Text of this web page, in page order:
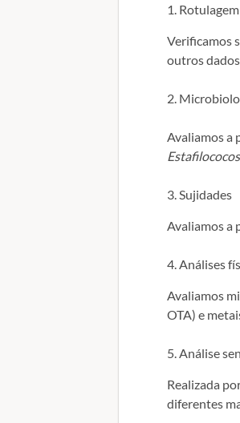
1. Rotulagem
Verificamos
outros
2.
Avaliamos a
3. Sujidades
Avaliamos a
4. Análises
Avaliamos
OTA) e
5. Análise
Realizada
diferentes